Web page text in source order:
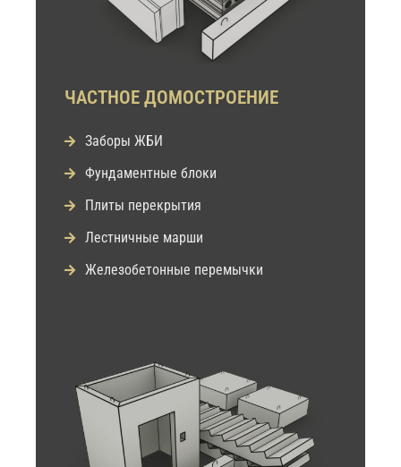
ЧАСТНОЕ ДОМОСТРОЕНИЕ
Заборы ЖБИ
Фундаментные блоки
Плиты перекрытия
Лестничные марши
Железобетонные перемычки